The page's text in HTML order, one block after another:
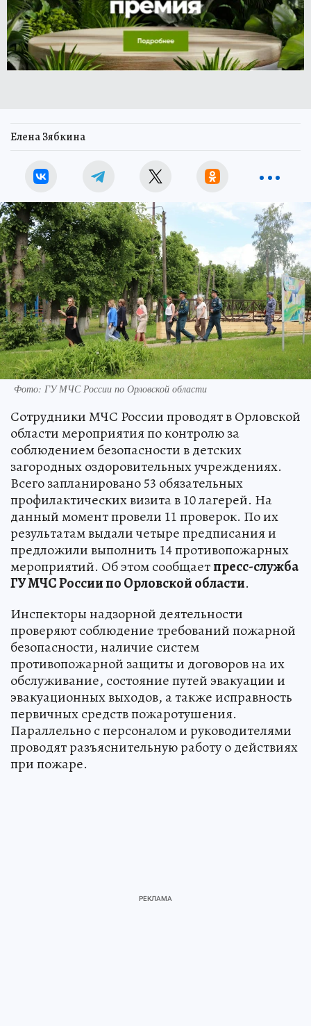
Елена Зябкина
Фото: ГУ МЧС России по Орловской области
Сотрудники МЧС России проводят в Орловской
области мероприятия по контролю за
соблюдением безопасности в детских
загородных оздоровительных учреждениях.
Всего запланировано 53 обязательных
профилактических визита в 10 лагерей. На
данный момент провели 11 проверок. По их
результатам выдали четыре предписания и
предложили выполнить 14 противопожарных
мероприятий. Об этом сообщаетпресс-служба
ГУ МЧС России по Орловской области.
Инспекторы надзорной деятельности
проверяют соблюдение требований пожарной
безопасности, наличие систем
противопожарной защиты и договоров на их
обслуживание, состояние путей эвакуации и
эвакуационных выходов, а также исправность
первичных средств пожаротушения.
Параллельно с персоналом и руководителями
проводят разъяснительную работу о действиях
при пожаре.